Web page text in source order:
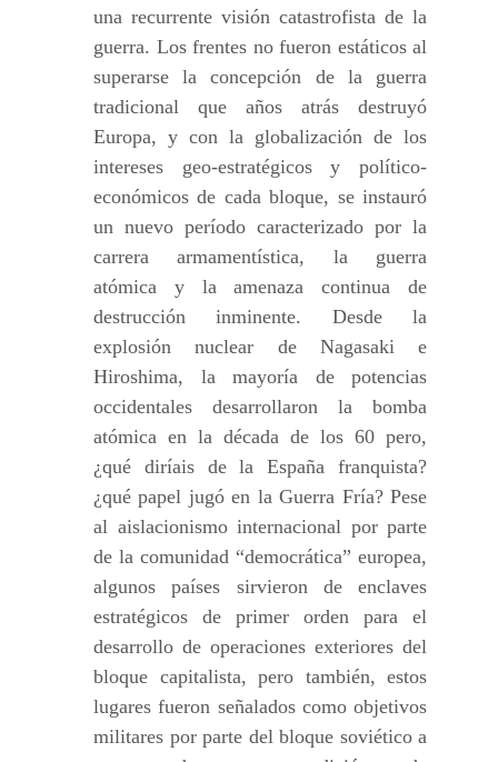
una recurrente visión catastrofista de la
guerra. Los frentes no fueron estáticos al
superarse la concepción de la guerra
tradicional que años atrás destruyó
Europa, y con la globalización de los
intereses geo-estratégicos y político-
económicos de cada bloque, se instauró
un nuevo período caracterizado por la
carrera armamentística, la guerra
atómica y la amenaza continua de
destrucción inminente. Desde la
explosión nuclear de Nagasaki e
Hiroshima, la mayoría de potencias
occidentales desarrollaron la bomba
atómica en la década de los 60 pero,
¿qué diríais de la España franquista?
¿qué papel jugó en la Guerra Fría? Pese
al aislacionismo internacional por parte
de la comunidad “democrática” europea,
algunos países sirvieron de enclaves
estratégicos de primer orden para el
desarrollo de operaciones exteriores del
bloque capitalista, pero también, estos
lugares fueron señalados como objetivos
militares por parte del bloque soviético a